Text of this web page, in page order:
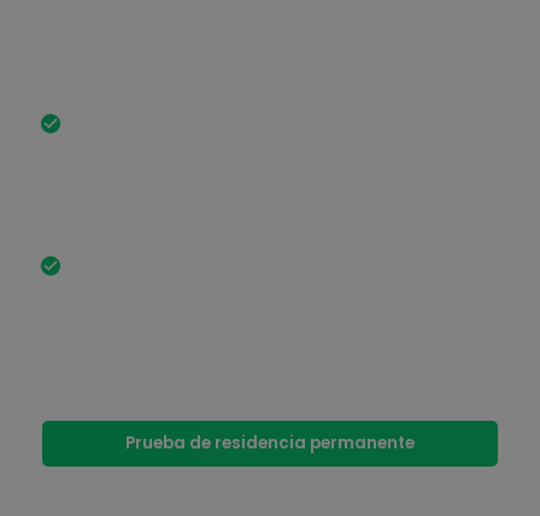
Prueba de residencia permanente